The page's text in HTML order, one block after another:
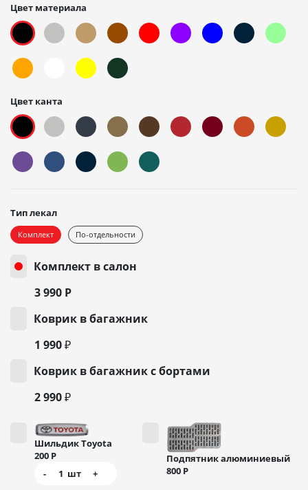
Цвет материала
Цвет канта
Тип лекал
Комплект По-отдельности
Комплект в салон
3 990 Р
Коврик в багажник
1 990 ₽
Коврик в багажник с бортами
2 990 ₽
Шильдик Toyota
200 Р
-
1 шт +
Подпятник алюминиевый
800 Р